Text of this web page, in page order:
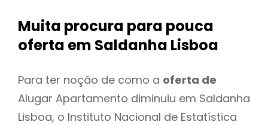
Muita procura para pouca
oferta em Saldanha Lisboa
Para ter noção de como a oferta de
Alugar Apartamento diminuiu em Saldanha
Lisboa, o Instituto Nacional de Estatística